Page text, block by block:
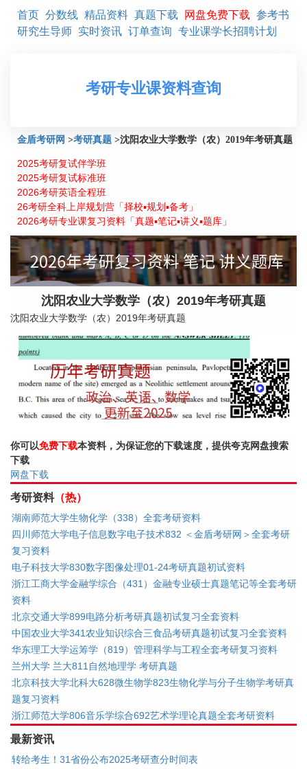
首页 分数线 精品资料 真题下载 网盘免费下载 参考书
研究生导师 实时资讯 订单查询 专业课学长招聘计划
考研专业课资料查询
金盾考研网 >考研真题 >沈阳农业大学数学（农）2019年考研真题
2025考研复试伴学班
2025考研复试标准班
2026考研英语全程班
26考研全科上岸规划营「择校▪规划▪备考」
2026考研专业课复习资料「真题▪笔记▪讲义▪题库」
沈阳农业大学数学（农）2019年考研真题
沈阳农业大学数学（农）2019年考研真题
你可以免费下载本资料，为保证您的下载速度，提供夸克网盘搜索
下载
网盘下载
考研资料（热）
湖南师范大学生物化学（338）全套考研资料
四川师范大学电子信息数字电子技术832 ＜金盾考研网＞全套考研
复习资料
电子科技大学830数字图像处理01-24考研真题初试资料
浙江工商大学金融学综合（431）金融专业硕士真题笔记等全套考研
资料
北京交通大学899电路分析考研真题初试复习全套资料
中国农业大学341农业知识综合三食品考研真题初试复习全套资料
华东理工大学运筹学（819）管理科学与工程全套考研复习资料
兰州大学 兰大811自然地理学 考研真题
北京科技大学北科大628微生物学823生物化学与分子生物学考研真
题复习资料
浙江师范大学806音乐学综合692艺术学理论真题全套考研资料
最新资讯
转给考生！31省份公布2025考研查分时间表